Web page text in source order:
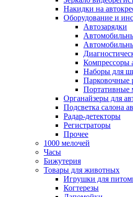
Накидки на
Оборудование и
Автозарядки
Компрессоры
Наборы для
Парковочные
Портативные
Органайзеры для
Подсветка салона
Радар-детекторы
Регистраторы
Прочее
1000 мелочей
Часы
Бижутерия
Товары для животных
Игрушки для
Когтерезы